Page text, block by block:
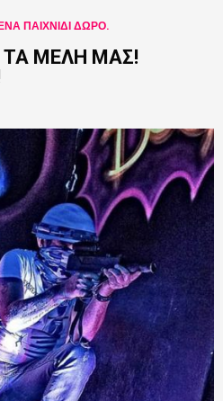
ΠΑΙΧΝΙΔΙ ΔΩΡΟ.
ΤΑ ΜΕΛΗ ΜΑΣ!